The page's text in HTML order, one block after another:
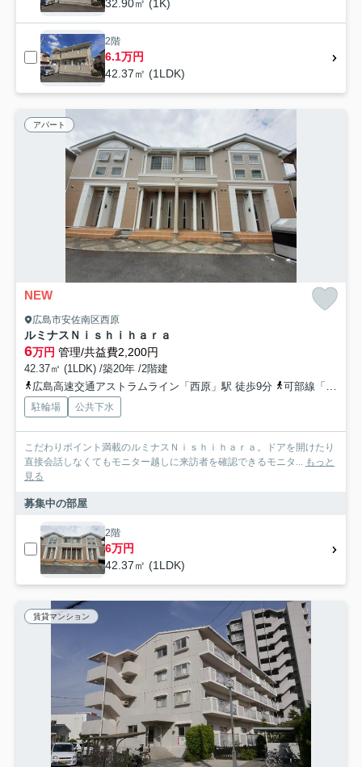
32.90㎡ (1K)
2階
6.1万円
42.37㎡ (1LDK)
アパート
NEW
広島市安佐南区西原
ルミナスＮｉｓｈｉｈａｒａ
6万円 管理/共益費2,200円
42.37㎡ (1LDK) /築20年 /2階建
広島高速交通アストラムライン「西原」駅 徒歩9分
可部線「古市橋」駅 徒歩11分
駐輪場 公共下水
こだわりポイント満載のルミナスＮｉｓｈｉｈａｒａ。ドアを開けたり
直接会話しなくてもモニター越しに来訪者を確認できるモニタ... もっと
見る
募集中の部屋
2階
6万円
42.37㎡ (1LDK)
賃貸マンション